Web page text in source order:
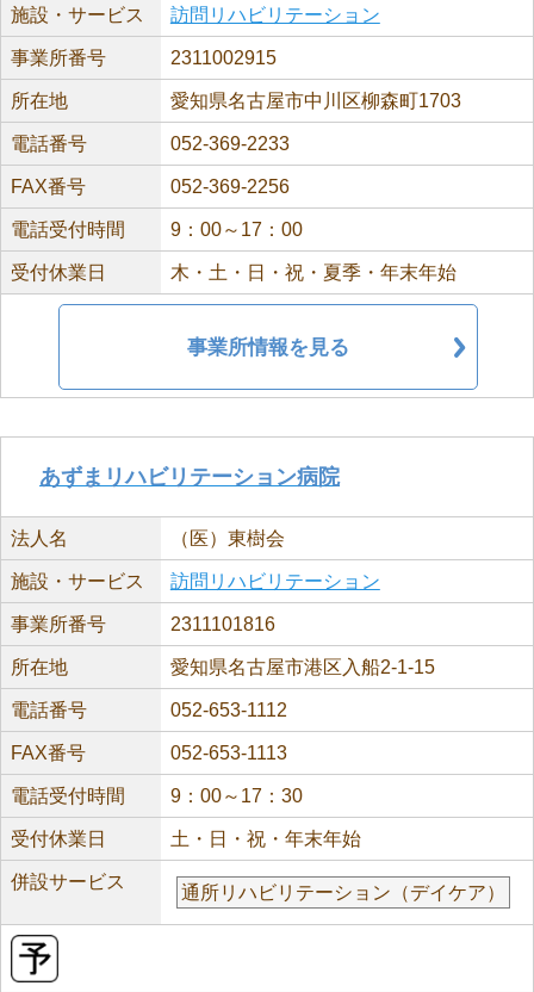
施設・サービス 訪問リハビリテーション
事業所番号 2311002915
所在地 愛知県名古屋市中川区柳森町1703
電話番号 052-369-2233
FAX番号 052-369-2256
電話受付時間 9：00～17：00
受付休業日 木・土・日・祝・夏季・年末年始
事業所情報を見る
あずまリハビリテーション病院
法人名 （医）東樹会
施設・サービス 訪問リハビリテーション
事業所番号 2311101816
所在地 愛知県名古屋市港区入船2-1-15
電話番号 052-653-1112
FAX番号 052-653-1113
電話受付時間 9：00～17：30
受付休業日 土・日・祝・年末年始
併設サービス
通所リハビリテーション（デイケア）